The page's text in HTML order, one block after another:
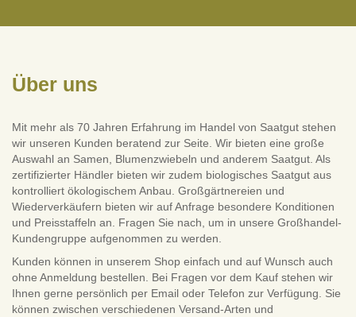
Über uns
Mit mehr als 70 Jahren Erfahrung im Handel von Saatgut stehen
wir unseren Kunden beratend zur Seite. Wir bieten eine große
Auswahl an Samen, Blumenzwiebeln und anderem Saatgut. Als
zertifizierter Händler bieten wir zudem biologisches Saatgut aus
kontrolliert ökologischem Anbau. Großgärtnereien und
Wiederverkäufern bieten wir auf Anfrage besondere Konditionen
und Preisstaffeln an. Fragen Sie nach, um in unsere Großhandel-
Kundengruppe aufgenommen zu werden.
Kunden können in unserem Shop einfach und auf Wunsch auch
ohne Anmeldung bestellen. Bei Fragen vor dem Kauf stehen wir
Ihnen gerne persönlich per Email oder Telefon zur Verfügung. Sie
können zwischen verschiedenen Versand-Arten und